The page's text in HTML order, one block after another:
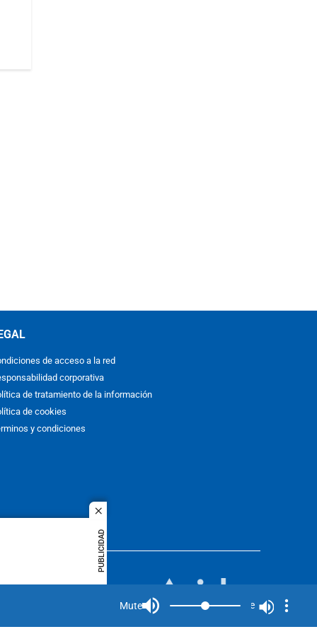
close
PUBLICIDAD
de acceso a la red
corporativa
de tratamiento de la información
de cookies
y condiciones
idioma
Mute Mute